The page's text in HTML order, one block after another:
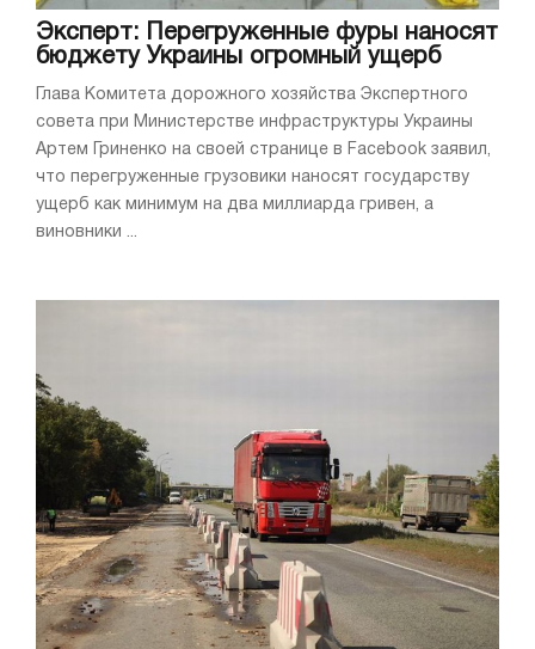
Эксперт: Перегруженные фуры наносят
бюджету Украины огромный ущерб
Глава Комитета дорожного хозяйства Экспертного
совета при Министерстве инфраструктуры Украины
Артем Гриненко на своей странице в Facebook заявил,
что перегруженные грузовики наносят государству
ущерб как минимум на два миллиарда гривен, а
виновники ...